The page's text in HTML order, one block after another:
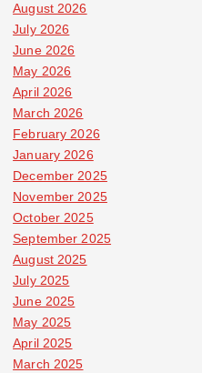
August 2026
July 2026
June 2026
May 2026
April 2026
March 2026
February 2026
January 2026
December 2025
November 2025
October 2025
September 2025
August 2025
July 2025
June 2025
May 2025
April 2025
March 2025